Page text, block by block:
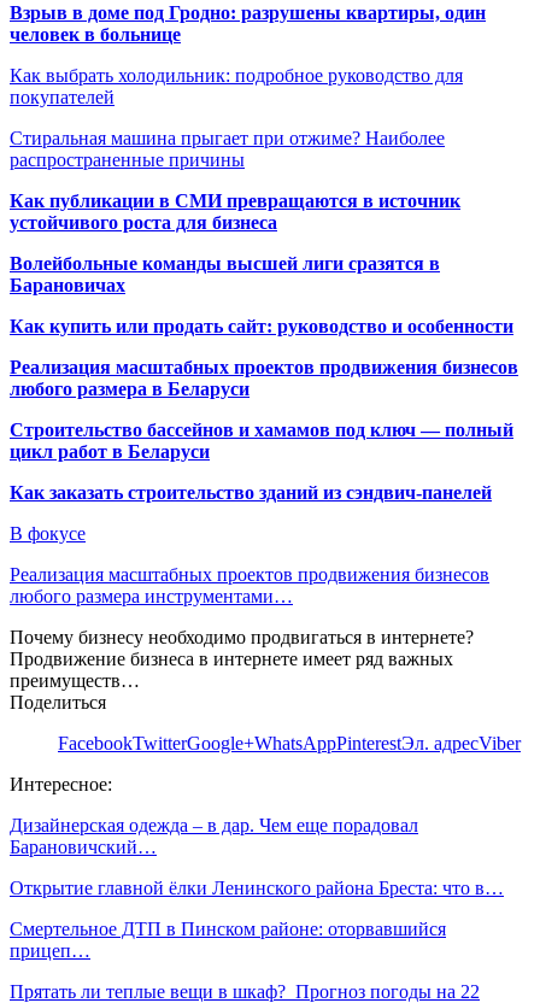
Взрыв в доме под Гродно: разрушены квартиры, один
человек в больнице
Как выбрать холодильник: подробное руководство для
покупателей
Стиральная машина прыгает при отжиме? Наиболее
распространенные причины
Как публикации в СМИ превращаются в источник
устойчивого роста для бизнеса
Волейбольные команды высшей лиги сразятся в
Барановичах
Как купить или продать сайт: руководство и особенности
Реализация масштабных проектов продвижения бизнесов
любого размера в Беларуси
Строительство бассейнов и хамамов под ключ — полный
цикл работ в Беларуси
Как заказать строительство зданий из сэндвич-панелей
В фокусе
Реализация масштабных проектов продвижения бизнесов
любого размера инструментами…
Почему бизнесу необходимо продвигаться в интернете?
Продвижение бизнеса в интернете имеет ряд важных
преимуществ…
Поделиться
FacebookTwitterGoogle+WhatsAppPinterestЭл. адресViber
Интересное:
Дизайнерская одежда – в дар. Чем еще порадовал
Барановичский…
Открытие главной ёлки Ленинского района Бреста: что в…
Смертельное ДТП в Пинском районе: оторвавшийся
прицеп…
Прятать ли теплые вещи в шкаф? Прогноз погоды на 22